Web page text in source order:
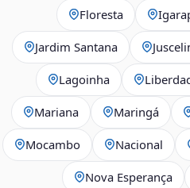
Floresta
Jardim Santana
Lagoinha
Mariana Maringá
Mocambo Nacional
Nova Esperança